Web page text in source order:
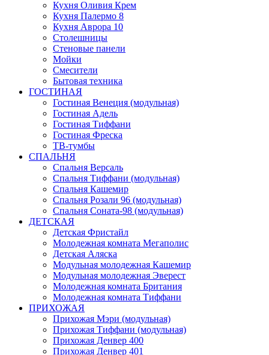
Кухня Оливия Крем
Кухня Палермо 8
Кухня Аврора 10
Столешницы
Стеновые панели
Мойки
Смесители
Бытовая техника
ГОСТИНАЯ
Гостиная Венеция (модульная)
Гостиная Адель
Гостиная Тиффани
Гостиная Фреска
ТВ-тумбы
СПАЛЬНЯ
Спальня Версаль
Спальня Тиффани (модульная)
Спальня Кашемир
Спальня Розали 96 (модульная)
Спальня Соната-98 (модульная)
ДЕТСКАЯ
Детская Фристайл
Молодежная комната Мегаполис
Детская Аляска
Модульная молодежная Кашемир
Модульная молодежная Эверест
Молодежная комната Британия
Молодежная комната Тиффани
ПРИХОЖАЯ
Прихожая Мэри (модульная)
Прихожая Тиффани (модульная)
Прихожая Денвер 400
Прихожая Денвер 401